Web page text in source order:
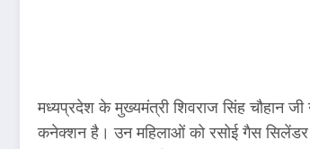
मध्यप्रदेश के मुख्यमंत्री शिवराज सिंह चौहान
कनेक्शन है। उन महिलाओं को रसोई गैस सिलेंडर